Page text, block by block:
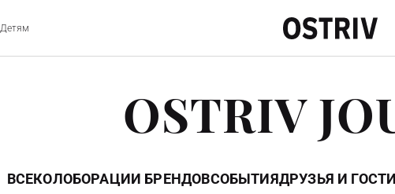
Детям
OSTRIV
ВСЕКОЛОБОРАЦИИ БРЕНДОВСОБЫТИЯДРУЗЬЯ И ГОСТИ